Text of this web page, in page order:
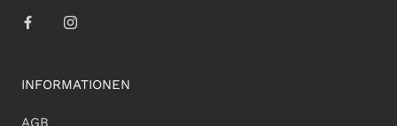
INFORMATIONEN
AGB